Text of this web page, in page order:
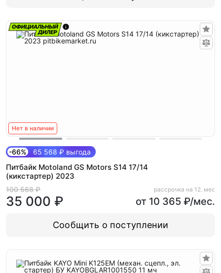
Нет в наличии
-66% 65 568 ₽ выгода
Питбайк Motoland GS Motors S14 17/14
(кикстартер) 2023
100 568 ₽
35 000 ₽
рассрочка на 12. мес
от 10 365 ₽/мес.
Сообщить о поступлении